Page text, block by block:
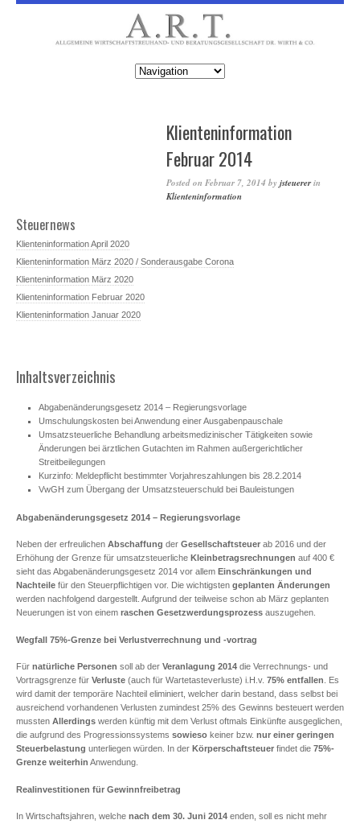
Klienteninformation
Februar 2014
Posted on Februar 7, 2014by jsteuererin
Klienteninformation
Steuernews
Klienteninformation April 2020
Klienteninformation März 2020 / Sonderausgabe Corona
Klienteninformation März 2020
Klienteninformation Februar 2020
Klienteninformation Januar 2020
Inhaltsverzeichnis
Abgabenänderungsgesetz 2014 – Regierungsvorlage
Umschulungskosten bei Anwendung einer Ausgabenpauschale
Umsatzsteuerliche Behandlung arbeitsmedizinischer Tätigkeiten sowie
Änderungen bei ärztlichen Gutachten im Rahmen außergerichtlicher
Streitbeilegungen
Kurzinfo: Meldepflicht bestimmter Vorjahreszahlungen bis 28.2.2014
VwGH zum Übergang der Umsatzsteuerschuld bei Bauleistungen
Abgabenänderungsgesetz 2014 – Regierungsvorlage
Neben der erfreulichen Abschaffung der Gesellschaftsteuer ab 2016 und der
Erhöhung der Grenze für umsatzsteuerliche Kleinbetragsrechnungen auf 400 €
sieht das Abgabenänderungsgesetz 2014 vor allem Einschränkungen und
Nachteile für den Steuerpflichtigen vor. Die wichtigsten geplanten Änderungen
werden nachfolgend dargestellt. Aufgrund der teilweise schon ab März geplanten
Neuerungen ist von einem raschen Gesetzwerdungsprozess auszugehen.
Wegfall 75%-Grenze bei Verlustverrechnung und -vortrag
Für natürliche Personen soll ab der Veranlagung 2014 die Verrechnungs- und
Vortragsgrenze für Verluste (auch für Wartetasteverluste) i.H.v. 75% entfallen . Es
wird damit der temporäre Nachteil eliminiert, welcher darin bestand, dass selbst bei
ausreichend vorhandenen Verlusten zumindest 25% des Gewinns besteuert werden
mussten Allerdings werden künftig mit dem Verlust oftmals Einkünfte ausgeglichen,
die aufgrund des Progressionssystems sowieso keiner bzw. nur einer geringen
Steuerbelastung unterliegen würden. In der Körperschaftsteuer findet die 75%-
Grenze weiterhin Anwendung.
Realinvestitionen für Gewinnfreibetrag
In Wirtschaftsjahren, welche nach dem 30. Juni 2014 enden, soll es nicht mehr